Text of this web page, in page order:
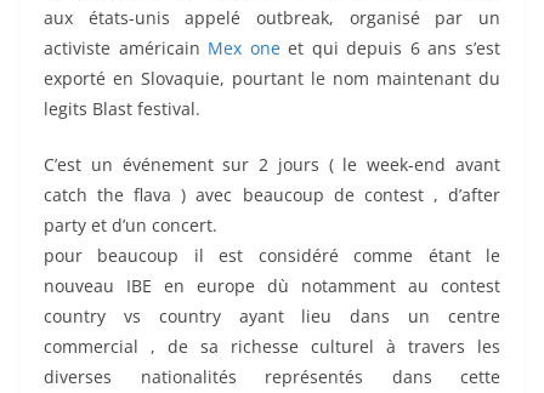
aux états-unis appelé outbreak, organisé par un
activiste américain Mex oneet qui depuis 6 ans s’est
exporté en Slovaquie, pourtant le nom maintenant du
legits Blast festival.
C’est un événement sur 2 jours ( le week-end avant
catch the flava ) avec beaucoup de contest , d’after
party et d’un concert.
pour beaucoup il est considéré comme étant le
nouveau IBE en europe dù notamment au contest
country vs country ayant lieu dans un centre
commercial , de sa richesse culturel à travers les
diverses nationalités représentés dans cette